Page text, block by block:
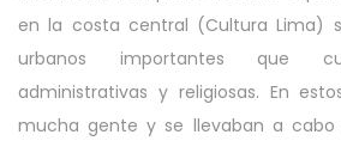
en la costa central (Cultura Lima)
urbanos importantes que
administrativas y religiosas. En
mucha gente y se llevaban a cabo